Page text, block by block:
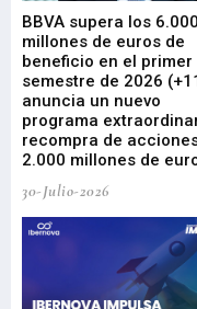
BBVA supera los 6.000
millones de euros de
beneficio en el primer
semestre de 2026
anuncia un nuevo
programa
recompra de
2.000 millones de
30-Julio-2026